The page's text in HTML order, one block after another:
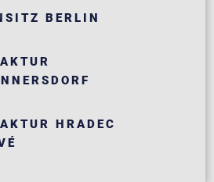
BERLIN
HRADEC